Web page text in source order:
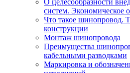
О целесообразности
систем. Экономическое
Что такое шинопровод.
конструкции
Монтаж шинопровода
Преимущества
кабельными разводками
Маркировка и